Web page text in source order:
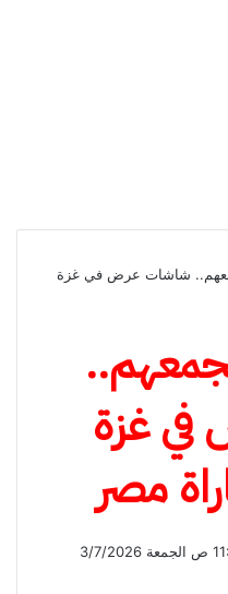
شاشات عرض في غزة
غزة
مصر
3/7/2026